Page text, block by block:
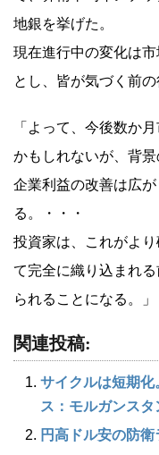
地銀を挙げた。
現在進行中の変化は
とし、皆が気づく前
「よって、今後数か
かもしれないが、背景
企業利益の改善は広
る。・・・
投資家は、これがよ
て完全に織り込まれ
られることになる。」
関連投稿:
サイクルは短期
ス：モルガンスタ
円高ドル安の防